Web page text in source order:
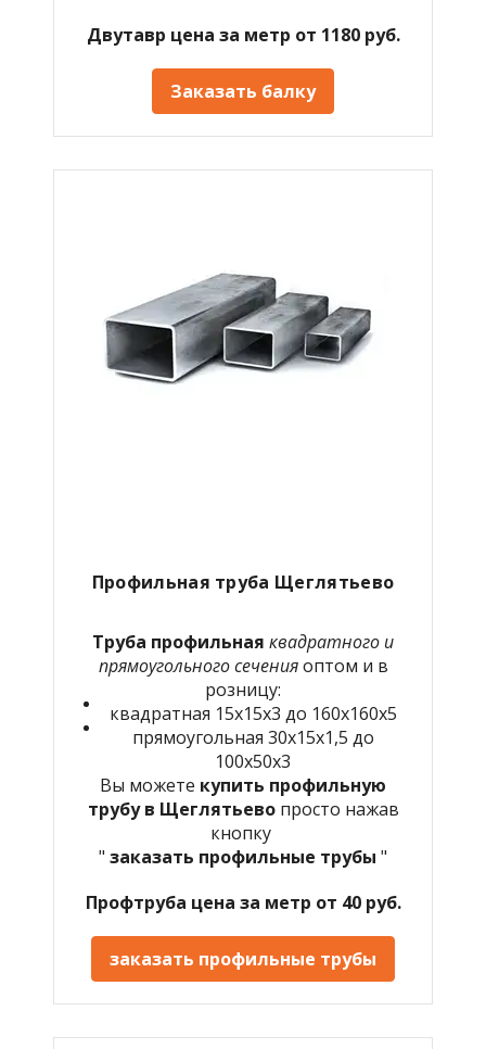
Двутавр цена за метр от 1180 руб.
Заказать балку
Профильная труба Щеглятьево
Труба профильная квадратного и
прямоугольного сеченияоптом и в
розницу:
квадратная 15х15х3 до 160х160х5
прямоугольная 30х15х1,5 до
100х50х3
Вы можете купить профильную
трубу в Щеглятьево просто нажав
кнопку
" заказать профильные трубы "
Профтруба цена за метр от 40 руб.
заказать профильные трубы